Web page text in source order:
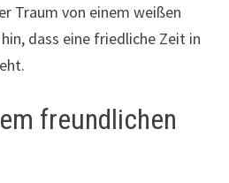
Traum von einem weißen
dass eine friedliche Zeit in
freundlichen